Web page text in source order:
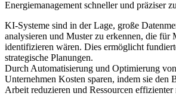
Energiemanagement schneller und präziser
KI-Systeme sind in der Lage, große
analysieren und Muster zu erkennen, die für
identifizieren wären. Dies ermöglicht
strategische Planungen.
Durch Automatisierung und Optimierung
Unternehmen Kosten sparen, indem sie den
Arbeit reduzieren und Ressourcen effizienter